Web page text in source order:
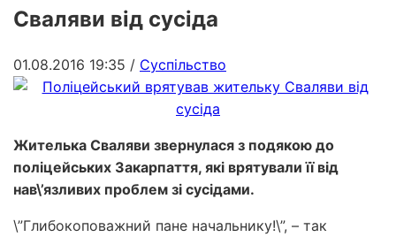
Сваляви від сусіда
01.08.2016 19:35 / Суспільство
Жителька Сваляви звернулася з подякою до
поліцейських Закарпаття, які врятували її від
нав\’язливих проблем зі сусідами.
\”Глибокоповажний пане начальнику!\”, – так